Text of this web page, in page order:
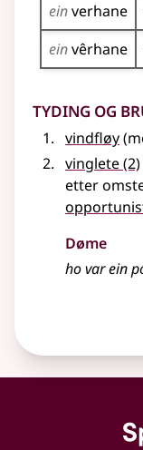
einverhane
einvêrhane
Tyding og
vindfløy
vinglete(2)
etter
Døme
ho var ein